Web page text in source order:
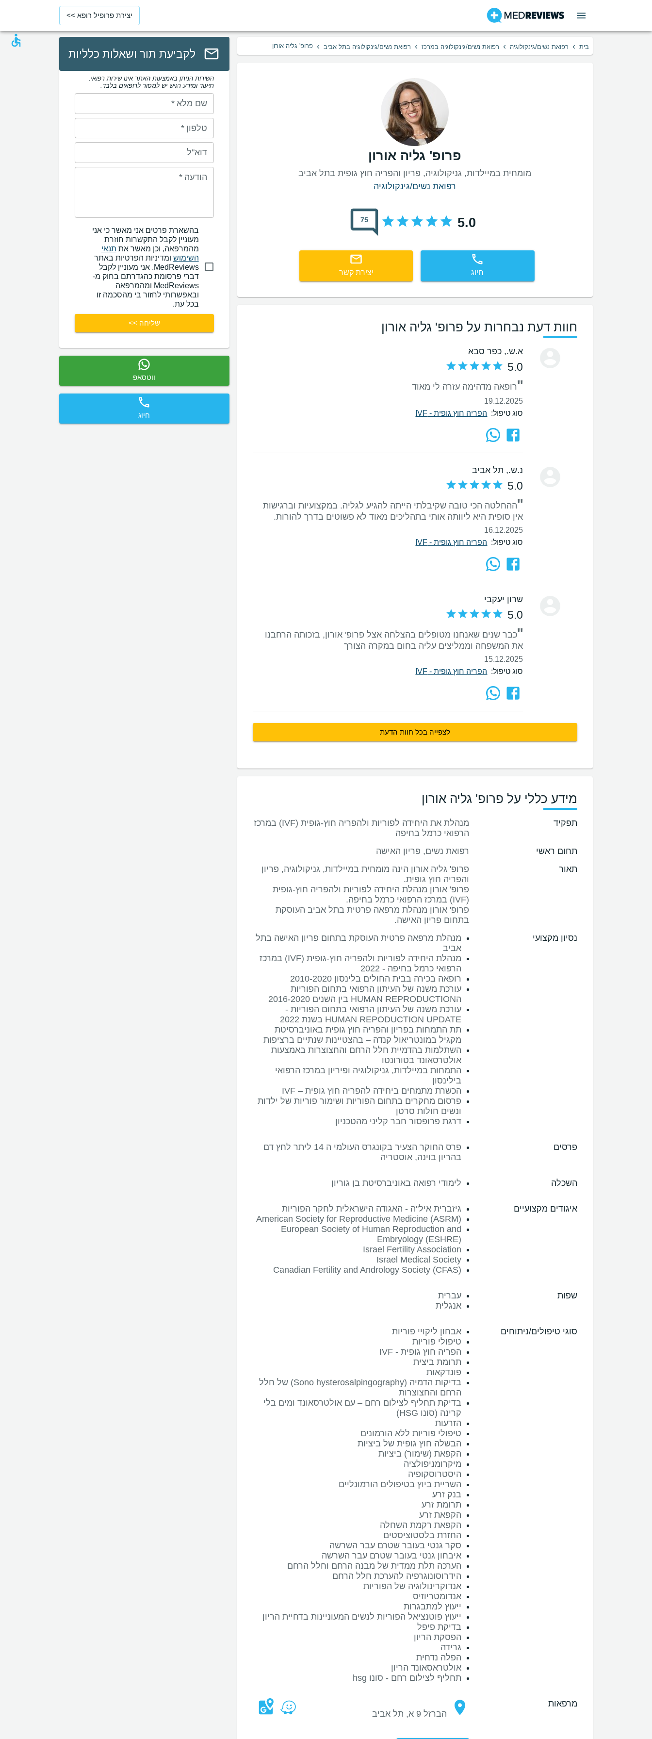
יצירת פרופיל רופא >>
בית › רפואת נשים/גינקולוגיה › רפואת נשים/גינקולוגיה במרכז › רפואת נשים/גינקולוגיה בתל אביב › פרופ' גליה אורון
פרופ' גליה אורון
מומחית במיילדות, גניקולוגיה, פריון והפריה חוץ גופית בתל אביב
רפואת נשים/גינקולוגיה
5.0
75
חיוג יצירת קשר
חוות דעת נבחרות על פרופ' גליה אורון
א.ש., כפר סבא
5.0
''רופאה מדהימה עזרה לי מאוד
19.12.2025
סוג טיפול: הפריה חוץ גופית - IVF
נ.ש., תל אביב
5.0
''ההחלטה הכי טובה שקיבלתי הייתה להגיע לגליה. במקצועיות וברגישות
אין סופית היא ליוותה אותי בתהליכים מאוד לא פשוטים בדרך להורות.
16.12.2025
סוג טיפול: הפריה חוץ גופית - IVF
שרון יעקבי
5.0
''כבר שנים שאנחנו מטופלים בהצלחה אצל פרופ' אורון, בזכותה הרחבנו
את המשפחה וממליצים עליה בחום במקרה הצורך
15.12.2025
סוג טיפול: הפריה חוץ גופית - IVF
לצפייה בכל חוות הדעת
מידע כללי על פרופ' גליה אורון
תפקיד
מנהלת את היחידה לפוריות ולהפריה חוץ-גופית (IVF) במרכז
הרפואי כרמל בחיפה
תחום ראשי
רפואת נשים, פריון האישה
תאור
פרופ' גליה אורון הינה מומחית במיילדות, גניקולוגיה, פריון
פרופ' אורון מנהלת היחידה לפוריות ולהפריה חוץ-גופית
פרופ' אורון מנהלת מרפאה פרטית בתל אביב העוסקת
בתחום פריון האישה.
נסיון מקצועי
מנהלת מרפאה פרטית העוסקת בתחום פריון האישה בתל
אביב
מנהלת היחידה לפוריות ולהפריה חוץ-גופית (IVF) במרכז
הרפואי כרמל בחיפה - 2022
רופאה בכירה בבית החולים בלינסון 2010-2020
עורכת משנה של העיתון הרפואי בתחום הפוריות
הHUMAN REPRODUCTION בין השנים 2016-2020
עורכת משנה של העיתון הרפואי בתחום הפוריות -
HUMAN REPODUCTION UPDATE בשנת 2022
תת התמחות בפריון והפריה חוץ גופית באוניברסיטת
מקגיל במונטריאול קנדה – בהצטיינות שנתיים ברציפות
השתלמות בהדמיית חלל הרחם והחצוצרות באמצעות
אולטרסאונד בטורונטו
התמחות במיילדות, גניקולוגיה ופיריון במרכז הרפואי
בילינסון
הכשרת מתמחים ביחידה להפריה חוץ גופית – IVF
פרסום מחקרים בתחום הפוריות ושימור פוריות של ילדות
ונשים חולות סרטן
דרגת פרופסור חבר קליני מהטכניון
פרסים
פרס החוקר הצעיר בקונגרס העולמי ה 14 ליתר לחץ דם
בהריון בוינה, אוסטריה
השכלה לימודי רפואה באוניברסיטת בן גוריון
איגודים מקצועיים
גיזברית איל"ה - האגודה הישראלית לחקר הפוריות
American Society for Reproductive Medicine (ASRM)
European Society of Human Reproduction and
Embryology (ESHRE)
Israel Fertility Association
Israel Medical Society
Canadian Fertility and Andrology Society (CFAS)
שפות
עברית
אנגלית
סוגי טיפולים/ניתוחים
אבחון ליקויי פוריות
טיפולי פוריות
הפריה חוץ גופית - IVF
תרומת ביצית
פונדקאות
בדיקות הדמיה (Sono hysterosalpingography) של חלל
הרחם והחצוצרות
בדיקת תחליף לצילום רחם – עם אולטרסאונד ומים בלי
קרינה (סונו HSG)
הזרעות
טיפולי פוריות ללא הורמונים
הבשלה חוץ גופית של ביציות
הקפאת (שימור) ביציות
מיקרומניפולציה
היסטרוסקופיה
השריית ביוץ בטיפולים הורמונליים
בנק זרע
תרומת זרע
הקפאת זרע
הקפאת רקמת השחלה
החזרת בלסטוציסטים
סקר גנטי בעובר שטרם עבר השרשה
איבחון גנטי בעובר שטרם עבר השרשה
הערכה תלת ממדית של מבנה הרחם וחלל הרחם
הידרוסונוגרפיה להערכת חלל הרחם
אנדוקרינולוגיה של הפוריות
אנדומטריוזיס
ייעוץ למתבגרות
ייעוץ פוטנציאל הפוריות לנשים המעוניינות בדחיית הריון
בדיקת פיפל
הפסקת הריון‫
גרידה‫
הפלה נדחית‬‬‬‬‬‬
אולטראסאונד הריון
תחליף לצילום רחם - סונו hsg
מרפאות
הברזל 9 א, תל אביב
לקביעת תור ושאלות כלליות
השירות הניתן באמצעות האתר אינו שירות רפואי.
תיעוד ומידע רגיש יש למסור לרופאים בלבד.
שם מלא *
טלפון *
דוא"ל
הודעה *
בהשארת פרטים אני מאשר כי אני
מעוניין לקבל התקשרות חוזרת
מהמרפאה, וכן מאשר את תנאי
השימוש ומדיניות הפרטיות באתר
MedReviews. אני מעוניין לקבל
דברי פרסומת כהגדרתם בחוק מ-
MedReviews ומהמרפאה
ובאפשרותי לחזור בי מהסכמה זו
בכל עת.
שליחה >>
ווטסאפ
חיוג